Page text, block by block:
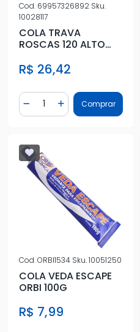
Cod. 69957326892 Sku.
10028117
COLA TRAVA
ROSCAS 120 ALTO
R$ 26,42
Diminuir Quantidade
Quantidade
Adicionar Quantidade
Comprar
Cod.ORBI1534 Sku.10051250
COLA VEDA ESCAPE
ORBI 100G
R$ 7,99